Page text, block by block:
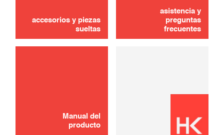
accesorios y piezas
sueltas
asistencia y
preguntas
frecuentes
Manual del
producto
AÑADIR A LA CESTA
usar